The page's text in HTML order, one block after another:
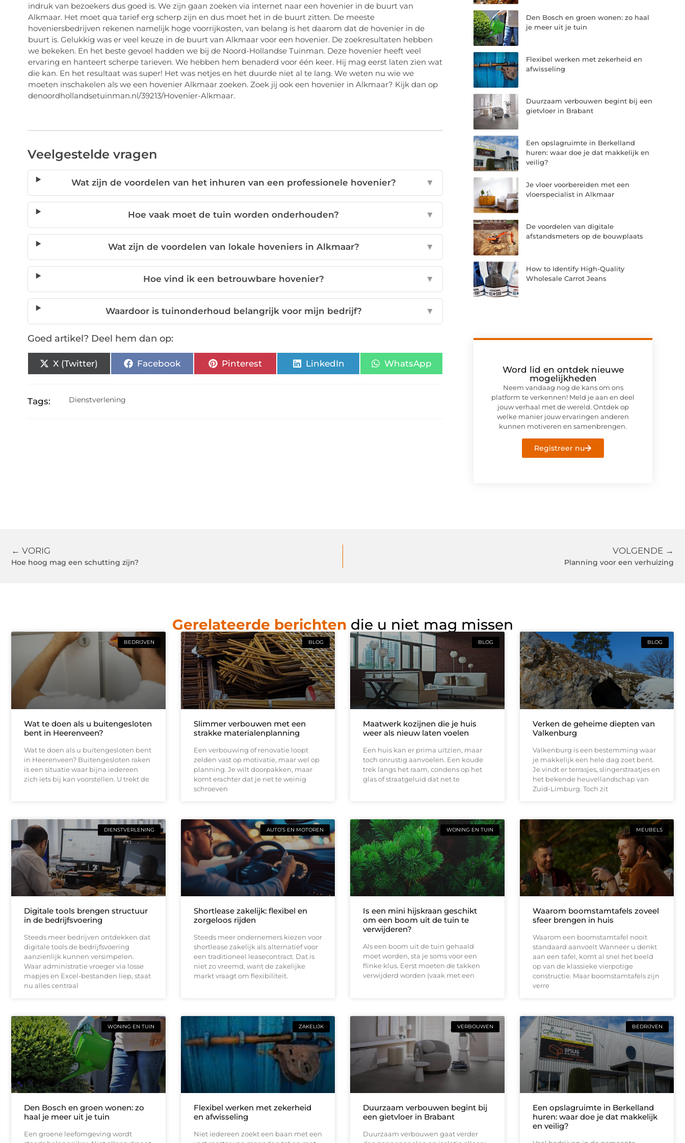
indruk van bezoekers dus goed is. We zijn gaan zoeken via internet naar een hovenier in de buurt van
Alkmaar. Het moet qua tarief erg scherp zijn en dus moet het in de buurt zitten. De meeste
hoveniersbedrijven rekenen namelijk hoge voorrijkosten, van belang is het daarom dat de hovenier in de
buurt is. Gelukkig was er veel keuze in de buurt van Alkmaar voor een hovenier. De zoekresultaten hebben
we bekeken. En het beste gevoel hadden we bij de Noord-Hollandse Tuinman. Deze hovenier heeft veel
ervaring en hanteert scherpe tarieven. We hebben hem benaderd voor één keer. Hij mag eerst laten zien wat
die kan. En het resultaat was super! Het was netjes en het duurde niet al te lang. We weten nu wie we
moeten inschakelen als we een hovenier Alkmaar zoeken. Zoek jij ook een hovenier in Alkmaar? Kijk dan op
denoordhollandsetuinman.nl/39213/Hovenier-Alkmaar.
Veelgestelde vragen
Wat zijn de voordelen van het inhuren van een professionele hovenier? ▼
Hoe vaak moet de tuin worden onderhouden? ▼
Wat zijn de voordelen van lokale hoveniers in Alkmaar? ▼
Hoe vind ik een betrouwbare hovenier? ▼
Waardoor is tuinonderhoud belangrijk voor mijn bedrijf? ▼
Goed artikel? Deel hem dan op:
X (Twitter) Facebook Pinterest LinkedIn WhatsApp
Tags: Dienstverlening
Den Bosch en groen wonen: zo haal
je meer uit je tuin
Flexibel werken met zekerheid en
afwisseling
Duurzaam verbouwen begint bij een
gietvloer in Brabant
Een opslagruimte in Berkelland
huren: waar doe je dat makkelijk en
veilig?
Je vloer voorbereiden met een
vloerspecialist in Alkmaar
De voordelen van digitale
afstandsmeters op de bouwplaats
How to Identify High-Quality
Wholesale Carrot Jeans
Word lid en ontdek nieuwe
mogelijkheden
Neem vandaag nog de kans om ons
platform te verkennen! Meld je aan en deel
jouw verhaal met de wereld. Ontdek op
welke manier jouw ervaringen anderen
kunnen motiveren en samenbrengen.
Registreer nu
← VORIG
Hoe hoog mag een schutting zijn?
VOLGENDE →
Planning voor een verhuizing
Gerelateerde berichten die u niet mag missen
BEDRIJVEN
Wat te doen als u buitengesloten
bent in Heerenveen?
Wat te doen als u buitengesloten bent
in Heerenveen? Buitengesloten raken
is een situatie waar bijna iedereen
zich iets bij kan voorstellen. U trekt de
BLOG
Slimmer verbouwen met een
strakke materialenplanning
Een verbouwing of renovatie loopt
zelden vast op motivatie, maar wel op
planning. Je wilt doorpakken, maar
komt erachter dat je net te weinig
schroeven
BLOG
Maatwerk kozijnen die je huis
weer als nieuw laten voelen
Een huis kan er prima uitzien, maar
toch onrustig aanvoelen. Een koude
trek langs het raam, condens op het
glas of straatgeluid dat net te
BLOG
Verken de geheime diepten van
Valkenburg
Valkenburg is een bestemming waar
je makkelijk een hele dag zoet bent.
Je vindt er terrasjes, slingerstraatjes en
het bekende heuvellandschap van
Zuid-Limburg. Toch zit
DIENSTVERLENING
Digitale tools brengen structuur
in de bedrijfsvoering
Steeds meer bedrijven ontdekken dat
digitale tools de bedrijfsvoering
aanzienlijk kunnen versimpelen.
Waar administratie vroeger via losse
mapjes en Excel-bestanden liep, staat
nu alles centraal
AUTO’S EN MOTOREN
Shortlease zakelijk: flexibel en
zorgeloos rijden
Steeds meer ondernemers kiezen voor
shortlease zakelijk als alternatief voor
een traditioneel leasecontract. Dat is
niet zo vreemd, want de zakelijke
markt vraagt om flexibiliteit.
WONING EN TUIN
Is een mini hijskraan geschikt
om een boom uit de tuin te
verwijderen?
Als een boom uit de tuin gehaald
moet worden, sta je soms voor een
flinke klus. Eerst moeten de takken
verwijderd worden (vaak met een
MEUBELS
Waarom boomstamtafels zoveel
sfeer brengen in huis
Waarom een boomstamtafel nooit
standaard aanvoelt Wanneer u denkt
aan een tafel, komt al snel het beeld
op van de klassieke vierpotige
constructie. Maar boomstamtafels zijn
verre
WONING EN TUIN
Den Bosch en groen wonen: zo
haal je meer uit je tuin
Een groene leefomgeving wordt
ZAKELIJK
Flexibel werken met zekerheid
en afwisseling
Niet iedereen zoekt een baan met een
VERBOUWEN
Duurzaam verbouwen begint bij
een gietvloer in Brabant
Duurzaam verbouwen gaat verder
BEDRIJVEN
Een opslagruimte in Berkelland
huren: waar doe je dat makkelijk
en veilig?